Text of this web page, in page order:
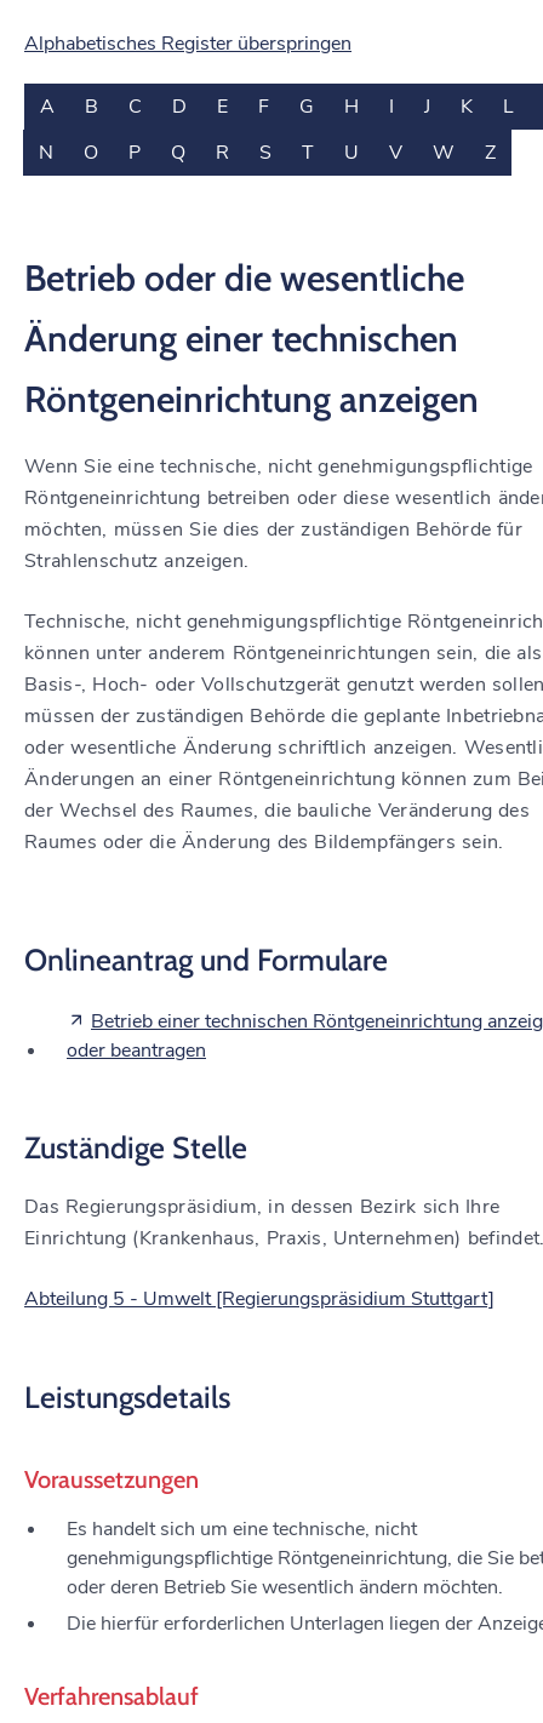
Alphabetisches Register überspringen
A B C D E F G H I J K
L
N
O P Q R S T U V W Z
Betrieb oder die wesentliche
Änderung einer technischen
Röntgeneinrichtung anzeigen
Wenn Sie eine technische, nicht genehmigungspflichtige
Röntgeneinrichtung betreiben oder diese wesentlich
möchten, müssen Sie dies der zuständigen Behörde für
Strahlenschutz anzeigen.
Technische, nicht genehmigungspflichtige
können unter anderem Röntgeneinrichtungen sein, die als
Basis-, Hoch- oder Vollschutzgerät genutzt werden
müssen der zuständigen Behörde die geplante
oder wesentliche Änderung schriftlich anzeigen.
Änderungen an einer Röntgeneinrichtung können zum
der Wechsel des Raumes, die bauliche Veränderung des
Raumes oder die Änderung des Bildempfängers sein.
Onlineantrag und Formulare
Betrieb einer technischen Röntgeneinrichtung
oder beantragen
Zuständige Stelle
Das Regierungspräsidium, in dessen Bezirk sich Ihre
Einrichtung (Krankenhaus, Praxis, Unternehmen)
Abteilung 5 - Umwelt [Regierungspräsidium Stuttgart]
Leistungsdetails
Voraussetzungen
Es handelt sich um eine technische, nicht
genehmigungspflichtige Röntgeneinrichtung, die Sie
oder deren Betrieb Sie wesentlich ändern möchten.
Die hierfür erforderlichen Unterlagen liegen der
Verfahrensablauf